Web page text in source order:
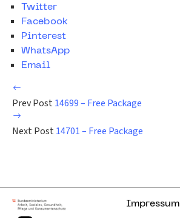
Twitter
Facebook
Pinterest
WhatsApp
Email
Prev Post 14699 – Free Package
Next Post 14701 – Free Package
Impressum